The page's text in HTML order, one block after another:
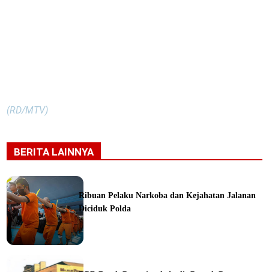
(RD/MTV)
BERITA LAINNYA
Ribuan Pelaku Narkoba dan Kejahatan Jalanan
Diciduk Polda